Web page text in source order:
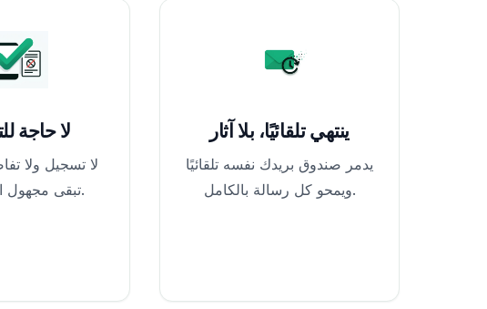
لا حاجة
لا تسجيل ولا
تبقى مجهول الهوية تمامًا.
ينتهي تلقائيًا، بلا آثار
يدمر صندوق بريدك نفسه تلقائيًا
ويمحو كل رسالة بالكامل.